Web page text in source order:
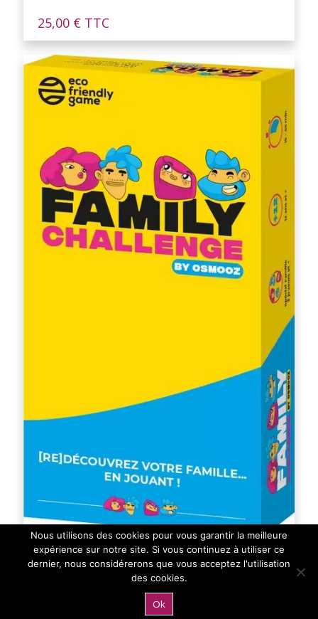
25,00 € TTC
Family Challenge By Osmooz
Nous utilisons des cookies pour vous garantir la meilleure
expérience sur notre site. Si vous continuez à utiliser ce
dernier, nous considérerons que vous acceptez l'utilisation
des cookies.
Ok